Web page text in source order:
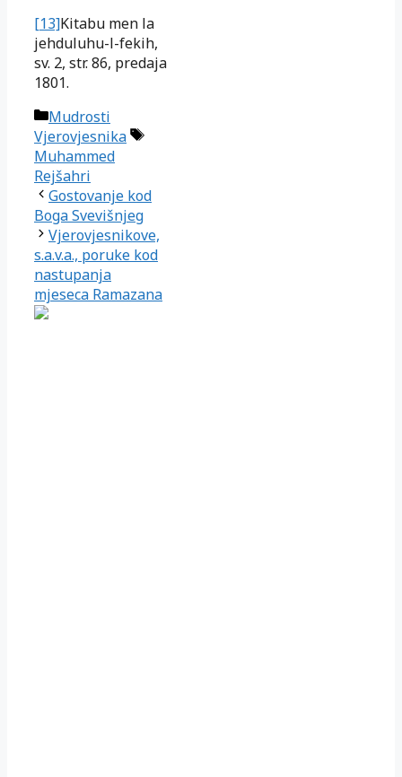
[13]Kitabu men la
jehduluhu-l-fekih,
sv. 2, str. 86, predaja
1801.
Kategorije
Mudrosti
Vjerovjesnika
Oznake
Muhammed
Rejšahri
Gostovanje kod
Boga Svevišnjeg
Vjerovjesnikove,
s.a.v.a., poruke kod
nastupanja
mjeseca Ramazana